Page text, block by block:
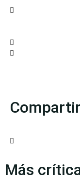
Más